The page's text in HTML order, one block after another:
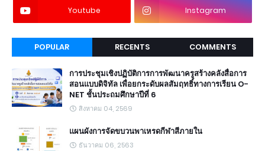
Youtube Instagram
POPULAR RECENTS COMMENTS
การประชุมเชิงปฏิบัติการการพัฒนาครูสร้างคลังสื่อการ
สอนแบบดิจิทัล เพื่อยกระดับผลสัมฤทธิ์ทางการเรียน O-
NET ชั้นประถมศึกษาปีที่ 6
สิงหาคม 04, 2569
แผนผังการจัดขบวนพาเหรดกีฬาสีภายใน
ธันวาคม 06, 2563